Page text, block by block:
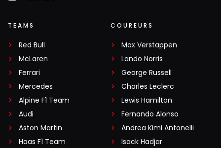
TEAMS
Red Bull
McLaren
Ferrari
Mercedes
Alpine F1 Team
Audi
Aston Martin
Haas F1 Team
COUREURS
Max Verstappen
Lando Norris
George Russell
Charles Leclerc
Lewis Hamilton
Fernando Alonso
Andrea Kimi Antonelli
Isack Hadjar